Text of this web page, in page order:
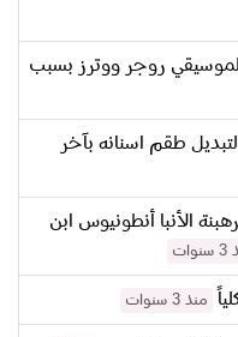
روجر ووترز بسبب
طقم اسنانه بآخر
الأنبا أنطونيوس ابن
منذ 3 سنوات